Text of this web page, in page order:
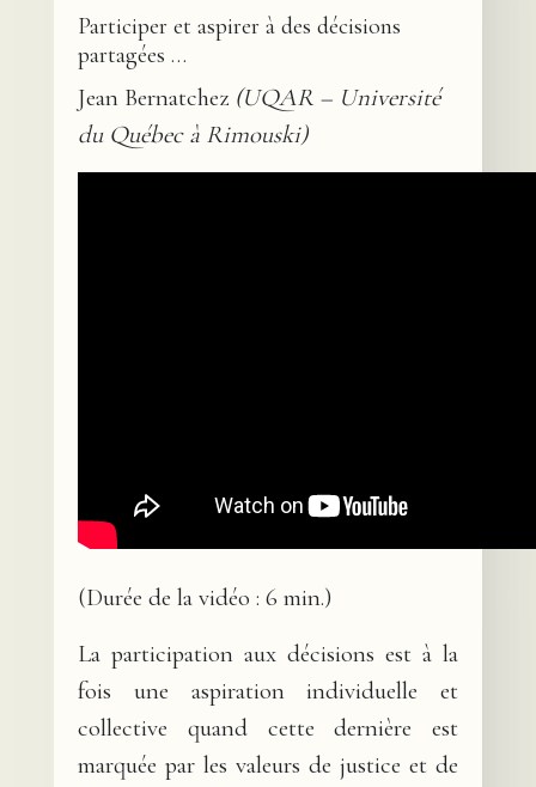
Participer et aspirer à des décisions
partagées …
Jean Bernatchez (UQAR – Université
du Québec à Rimouski)
(Durée de la vidéo : 6 min.)
La participation aux décisions est à la
fois une aspiration individuelle et
collective quand cette dernière est
marquée par les valeurs de justice et de